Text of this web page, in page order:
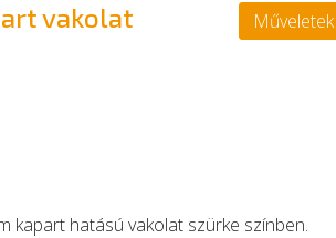
vakolat Műveletek
kapart hatású vakolat szürke színben.